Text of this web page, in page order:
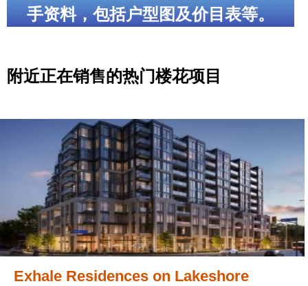
手资料，包括户型图及价目表等。
附近正在销售的热门楼花项目
Exhale Residences on Lakeshore